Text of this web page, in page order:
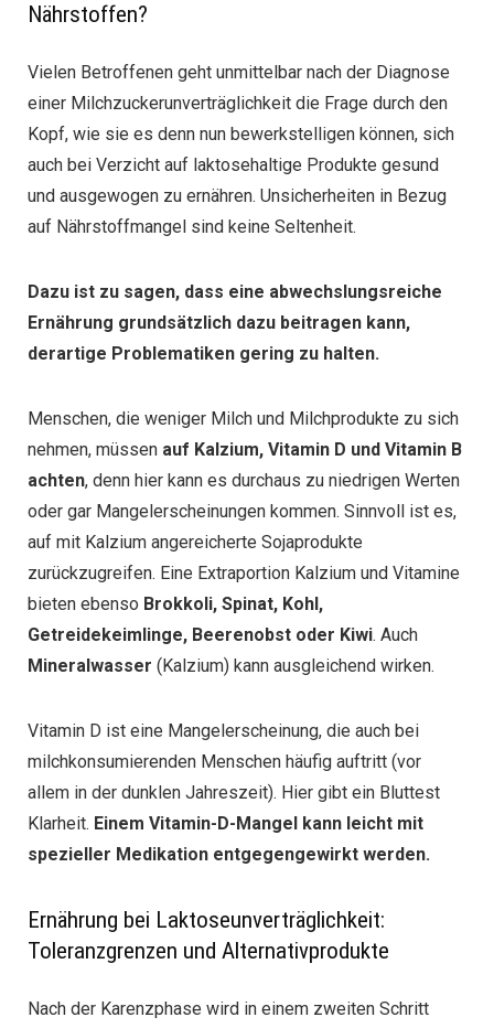
Nährstoffen?
Vielen Betroffenen geht unmittelbar nach der Diagnose
einer Milchzuckerunverträglichkeit die Frage durch den
Kopf, wie sie es denn nun bewerkstelligen können, sich
auch bei Verzicht auf laktosehaltige Produkte gesund
und ausgewogen zu ernähren. Unsicherheiten in Bezug
auf Nährstoffmangel sind keine Seltenheit.
Dazu ist zu sagen, dass eine abwechslungsreiche
Ernährung grundsätzlich dazu beitragen kann,
derartige Problematiken gering zu halten.
Menschen, die weniger Milch und Milchprodukte zu sich
nehmen, müssen auf Kalzium, Vitamin D und Vitamin B
achten, denn hier kann es durchaus zu niedrigen Werten
oder gar Mangelerscheinungen kommen. Sinnvoll ist es,
auf mit Kalzium angereicherte Sojaprodukte
zurückzugreifen. Eine Extraportion Kalzium und Vitamine
bieten ebenso Brokkoli, Spinat, Kohl,
Getreidekeimlinge, Beerenobst oder Kiwi. Auch
Mineralwasser (Kalzium) kann ausgleichend wirken.
Vitamin D ist eine Mangelerscheinung, die auch bei
milchkonsumierenden Menschen häufig auftritt (vor
allem in der dunklen Jahreszeit). Hier gibt ein Bluttest
Klarheit. Einem Vitamin-D-Mangel kann leicht mit
spezieller Medikation entgegengewirkt werden.
Ernährung bei Laktoseunverträglichkeit:
Toleranzgrenzen und Alternativprodukte
Nach der Karenzphase wird in einem zweiten Schritt